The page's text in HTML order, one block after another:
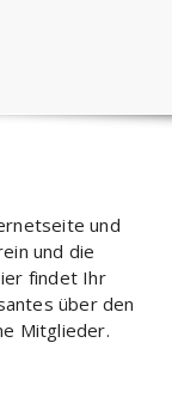
und
und die
findet Ihr
über den
Mitglieder.